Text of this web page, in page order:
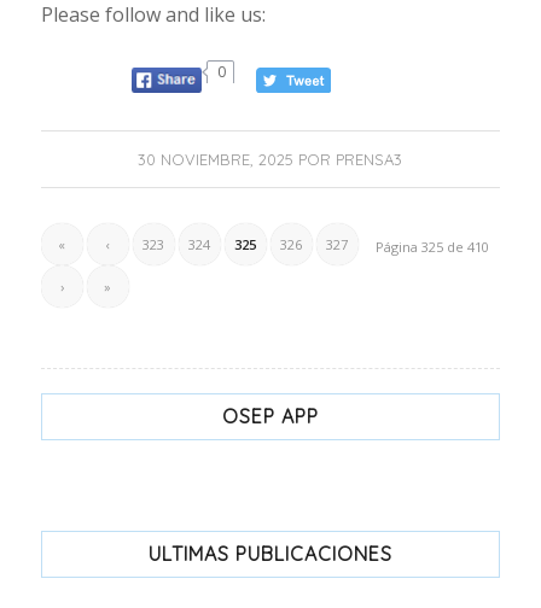
Please follow and like us:
0
30 NOVIEMBRE, 2025 POR PRENSA3
Página 325 de 410
« ‹ 323 324 325 326 327
› »
OSEP APP
ULTIMAS PUBLICACIONES